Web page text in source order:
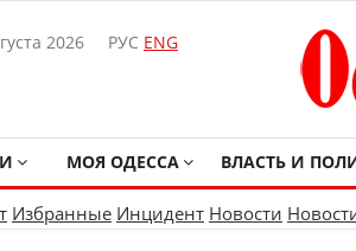
2026 РУС ENG
МОЯ ОДЕССА ВЛАСТЬ И
Избранные Инцидент Новости